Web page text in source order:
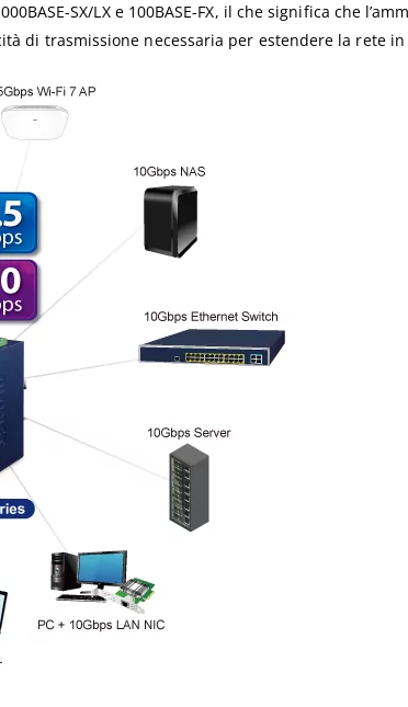
SX/LX e 100BASE-FX, il che significa che
di trasmissione necessaria per estendere la rete